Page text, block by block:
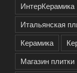
ИнтерКерамика
Итальянская
Керамика
Магазин плитки